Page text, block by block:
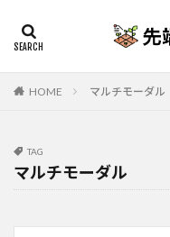
HOME マルチモーダル
TAG
マルチモーダル